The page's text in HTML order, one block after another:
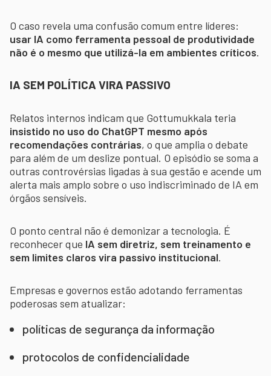
O caso revela uma confusão comum entre líderes:
usar IA como ferramenta pessoal de produtividade
não é o mesmo que utilizá-la em ambientes críticos.
IA SEM POLÍTICA VIRA PASSIVO
Relatos internos indicam que Gottumukkala teria
insistido no uso do ChatGPT mesmo após
recomendações contrárias, o que amplia o debate
para além de um deslize pontual. O episódio se soma a
outras controvérsias ligadas à sua gestão e acende um
alerta mais amplo sobre o uso indiscriminado de IA em
órgãos sensíveis.
O ponto central não é demonizar a tecnologia. É
reconhecer que IA sem diretriz, sem treinamento e
sem limites claros vira passivo institucional.
Empresas e governos estão adotando ferramentas
poderosas sem atualizar:
políticas de segurança da informação
protocolos de confidencialidade